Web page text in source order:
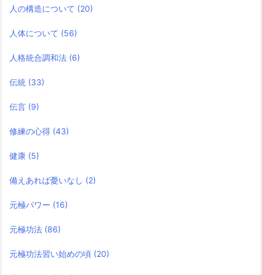
人の構造について (20)
人体について (56)
人格統合調和法 (6)
伝統 (33)
伝言 (9)
修練の心得 (43)
健康 (5)
備えあれば憂いなし (2)
元極パワー (16)
元極功法 (86)
元極功法習い始めの頃 (20)